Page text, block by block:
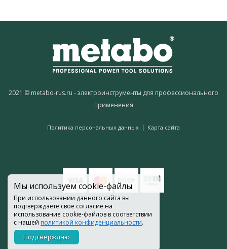
Мы используем cookie-файлы
При использовании данного сайта вы
подтверждаете свое согласие на
использование cookie-файлов в соответствии
с нашей политикой конфиденциальности.
Подтверждаю
2021 © metabo-rus.ru - электроинструменты для профессионального
применения
Политика персональных данных | Карта сайта